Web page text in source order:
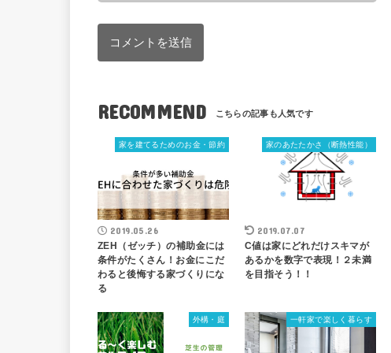
RECOMMEND
家を建てるためのお金・節約
2019.05.26
ZEH（ゼッチ）の補助金には
条件がたくさん！お金にこだ
わると後悔する家づくりにな
る
家のあたたかさ（断熱性能）
2019.07.07
C値は家にどれだけスキマが
あるかを数字で表現！２未満
を目指そう！！
外構・庭 一軒家で楽しく暮らす